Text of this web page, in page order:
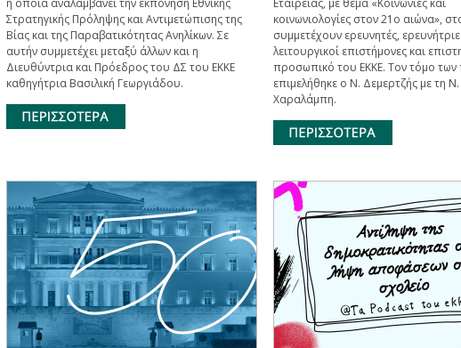
η οποία αναλαμβάνει την εκπόνηση Εθνικής
Στρατηγικής Πρόληψης και Αντιμετώπισης της
Βίας και της Παραβατικότητας Ανηλίκων. Σε
αυτήν συμμετέχει μεταξύ άλλων και η
Διευθύντρια και Πρόεδρος του ΔΣ του ΕΚΚΕ
καθηγήτρια Βασιλική Γεωργιάδου.
Εταιρείας, με θέμα «Κοινωνίες και
κοινωνιολογίες στον 21ο αιώνα»,
συμμετέχουν ερευνητές,
λειτουργικοί επιστήμονες και
προσωπικό του ΕΚΚΕ. Τον τόμο των
επιμελήθηκε ο Ν. Δεμερτζής με τη Ν.
Χαραλάμπη.